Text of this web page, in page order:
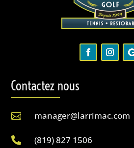
Contactez nous
 manager@larrimac.com
 (819) 827 1506